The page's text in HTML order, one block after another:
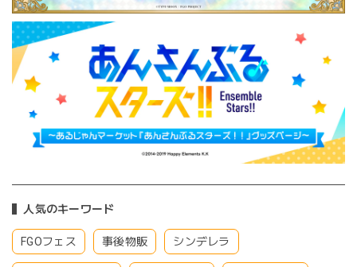
人気のキーワード
FGOフェス 事後物販 シンデレラ